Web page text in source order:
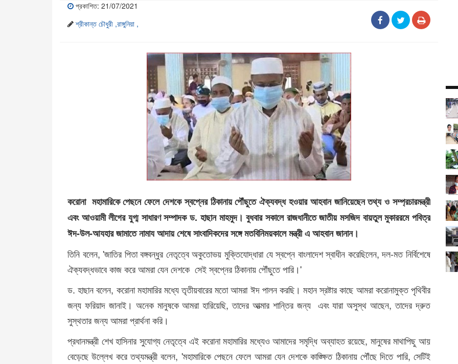
প্রকাশিত: 21/07/2021
শ্রীকান্ত চৌধুরী ,রাঙ্গুনিয়া ,
করোনা মহামারিকে পেছনে ফেলে দেশকে স্বপ্নের ঠিকানায় পৌঁছুতে ঐক্যবদ্ধ হওয়ার আহবান জানিয়েছেন তথ্য ও সম্প্রচারমন্ত্রী
এবং আওয়ামী লীগের যুগ্ম সাধারণ সম্পাদক ড. হাছান মাহমুদ। বুধবার সকালে রাজধানীতে জাতীয় মসজিদ বায়তুল মুকাররমে পবিত্র
ঈদ-উল-আযহার জামাতে নামায আদায় শেষে সাংবাদিকদের সঙ্গে মতবিনিময়কালে মন্ত্রী এ আহবান জানান।
তিনি বলেন, 'জাতির পিতা বঙ্গবন্ধুর নেতৃত্বে অকুতোভয় মুক্তিযোদ্ধারা যে স্বপ্নে বাংলাদেশ স্বাধীন করেছিলেন, দল-মত নির্বিশেষে
ঐক্যবদ্ধভাবে কাজ করে আমরা যেন দেশকে সেই স্বপ্নের ঠিকানায় পৌঁছুতে পারি।'
ড. হাছান বলেন, করোনা মহামারির মধ্যে তৃতীয়বারের মতো আমরা ঈদ পালন করছি। মহান স্রষ্টার কাছে আমরা করোনামুক্ত পৃথিবীর
জন্য ফরিয়াদ জানাই। অনেক মানুষকে আমরা হারিয়েছি, তাদের আত্মার শান্তির জন্য এবং যারা অসুস্থ আছেন, তাদের দ্রুত
সুস্থতার জন্য আমরা প্রার্থনা করি।
প্রধানমন্ত্রী শেখ হাসিনার সুযোগ্য নেতৃত্বে এই করোনা মহামারির মধ্যেও আমাদের সমৃদ্ধি অব্যাহত রয়েছে, মানুষের মাথাপিছু আয়
বেড়েছে উল্লেখ করে তথ্যমন্ত্রী বলেন, 'মহামারিকে পেছনে ফেলে আমরা যেন দেশকে কাঙ্ক্ষিত ঠিকানায় পৌঁছে দিতে পারি, সেটিই